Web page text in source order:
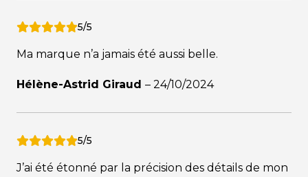
5/5
Ma marque n’a jamais été aussi belle.
Hélène-Astrid Giraud – 24/10/2024
5/5
J’ai été étonné par la précision des détails de mon